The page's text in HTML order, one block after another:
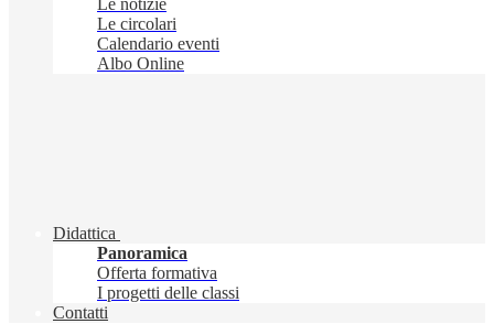
Le notizie
Le circolari
Calendario eventi
Albo Online
Didattica
Panoramica
Offerta formativa
I progetti delle classi
Contatti